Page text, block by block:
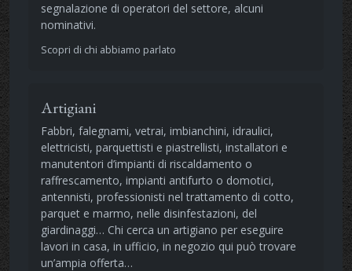
segnalazione di operatori del settore, alcuni
nominativi.
Scopri di chi abbiamo parlato
Artigiani
Fabbri, falegnami, vetrai, imbianchini, idraulici,
elettricisti, parquettisti e piastrellisti, installatori e
manutentori d’impianti di riscaldamento o
raffrescamento, impianti antifurto o domotici,
antennisti, professionisti nel trattamento di cotto,
parquet e marmo, nelle disinfestazioni, del
giardinaggi… Chi cerca un artigiano per eseguire
lavori in casa, in ufficio, in negozio qui può trovare
un’ampia offerta…